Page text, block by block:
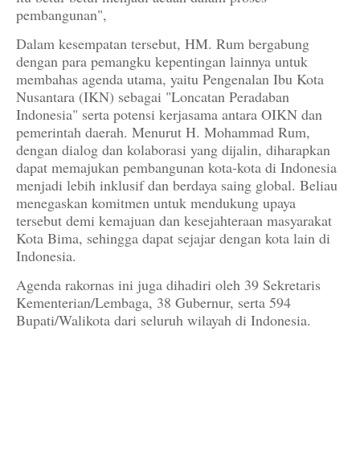
pembangunan",
Dalam kesempatan tersebut, HM. Rum bergabung
dengan para pemangku kepentingan lainnya untuk
membahas agenda utama, yaitu Pengenalan Ibu Kota
Nusantara (IKN) sebagai "Loncatan Peradaban
Indonesia" serta potensi kerjasama antara OIKN dan
pemerintah daerah. Menurut H. Mohammad Rum,
dengan dialog dan kolaborasi yang dijalin, diharapkan
dapat memajukan pembangunan kota-kota di Indonesia
menjadi lebih inklusif dan berdaya saing global. Beliau
menegaskan komitmen untuk mendukung upaya
tersebut demi kemajuan dan kesejahteraan masyarakat
Kota Bima, sehingga dapat sejajar dengan kota lain di
Indonesia.
Agenda rakornas ini juga dihadiri oleh 39 Sekretaris
Kementerian/Lembaga, 38 Gubernur, serta 594
Bupati/Walikota dari seluruh wilayah di Indonesia.